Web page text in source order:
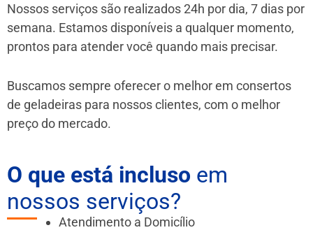
Nossos serviços são realizados 24h por dia, 7 dias por
semana. Estamos disponíveis a qualquer momento,
prontos para atender você quando mais precisar.
Buscamos sempre oferecer o melhor em consertos
de geladeiras para nossos clientes, com o melhor
preço do mercado.
O que está incluso em
nossos serviços?
Atendimento a Domicílio